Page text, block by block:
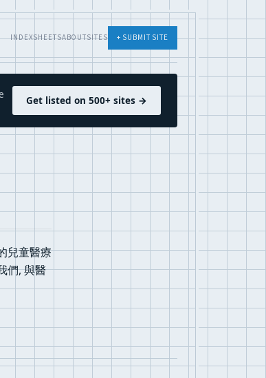
INDEXSHEETSABOUTSITES + SUBMIT SITE
Get listed on 500+ sites →
兒童醫療
們, 與醫